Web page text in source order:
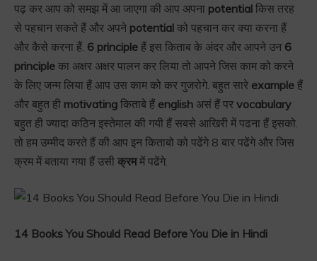
पढ़ कर आप को समझ में आ जाएगा की आप अपना potential किस तरह
से पहचान सकते हैं और अपने potential को पहचान कर क्या करना हैं
और कैसे करना हैं. 6 principle हैं इस किताब के अंदर और आपने उन 6
principle का अक्षर अक्षर पालन कर लिया तो आपने जिस काम को करने
के लिए जन्म लिया हैं आप उस काम को कर गुजरोगे. बहुत सारे example हैं
और बहुत ही motivating किताबे हैं english असं हैं पर vocabulary
बहुत ही ज्यादा कठिन इस्तेमाल की गयी हैं सबसे आखिरी में पढना हैं इसको.
तो हम उम्मीद करते हैं की आप इन किताबो को पढेंगे 8 बार पढेंगे और जिस
क्रम में बताया गया हैं उसी क्रममें पढेंगे.
14 Books You Should Read Before You Die in Hindi